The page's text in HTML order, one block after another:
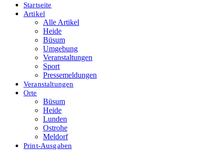
Startseite
Artikel
Alle Artikel
Heide
Büsum
Umgebung
Veranstaltungen
Sport
Pressemeldungen
Veranstaltungen
Orte
Büsum
Heide
Lunden
Ostrohe
Meldorf
Print-Ausgaben